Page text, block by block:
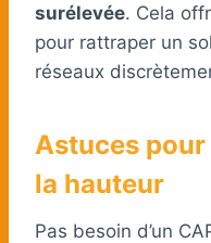
surélevée. Cela
pour rattraper un
réseaux
Astuces
la hauteur
Pas besoin d’un